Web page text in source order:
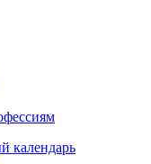
календарь